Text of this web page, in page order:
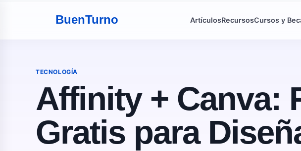
BuenTurno ArtículosRecursosCursos y
TECNOLOGÍA
Affinity + Canva:
Gratis para